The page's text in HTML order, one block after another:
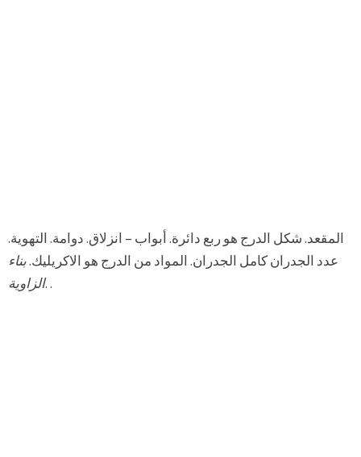
المقعد. شكل الدرج هو ربع دائرة. أبواب – انزلاق. دوامة. التهوية.
عدد الجدران كامل الجدران. المواد من الدرج هو الاكريليك.بناء
الزاوية. .